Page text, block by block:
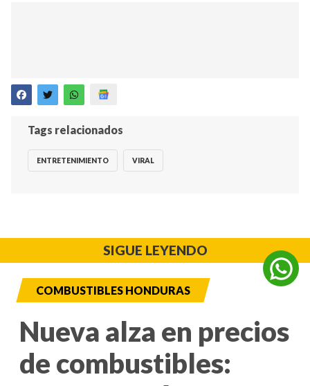
Tags relacionados
ENTRETENIMIENTO VIRAL
SIGUE LEYENDO
COMBUSTIBLES HONDURAS
Nueva alza en precios
de combustibles: